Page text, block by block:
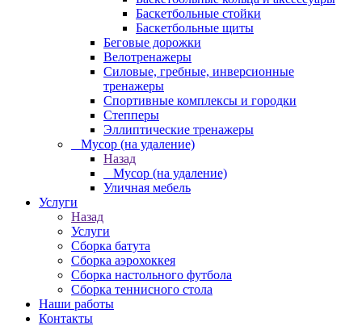
Баскетбольные стойки
Баскетбольные щиты
Беговые дорожки
Велотренажеры
Силовые, гребные, инверсионные
тренажеры
Спортивные комплексы и городки
Степперы
Эллиптические тренажеры
_ Мусор (на удаление)
Назад
_ Мусор (на удаление)
Уличная мебель
Услуги
Назад
Услуги
Сборка батута
Сборка аэрохоккея
Сборка настольного футбола
Сборка теннисного стола
Наши работы
Контакты